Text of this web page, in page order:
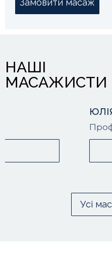
НАШІ
МАСАЖИСТИ
ЮЛІЯ ПРИХОДЬКО
Професійний
Усі